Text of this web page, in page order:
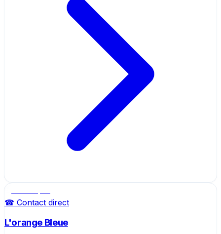
☎ Contact direct
L'orange Bleue